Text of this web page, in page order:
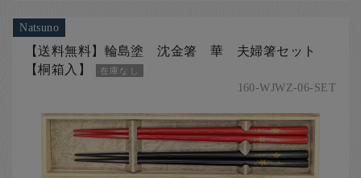
Natsuno
【送料無料】輪島塗 沈金箸 華 夫婦箸セット
【桐箱入】
在庫なし
160-WJWZ-06-SET